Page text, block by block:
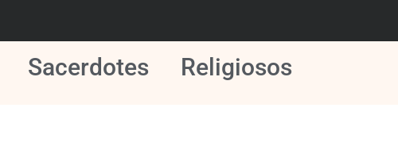
Sacerdotes Religiosos